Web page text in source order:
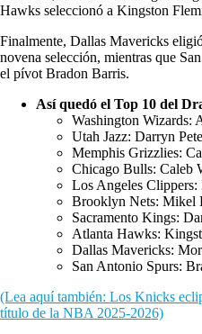
Hawks seleccionó a Kingston
Finalmente, Dallas Mavericks
novena selección, mientras que
el pívot Bradon Barris.
Así quedó el Top 10 del
Washington Wizards:
Utah Jazz: Darryn
Memphis Grizzlies:
Chicago Bulls: Caleb
Los Angeles
Brooklyn Nets: Mikel
Sacramento Kings:
Atlanta Hawks:
Dallas Mavericks:
San Antonio Spurs:
(Lea aquí también: Los Knicks
título de la NBA 2025-2026)